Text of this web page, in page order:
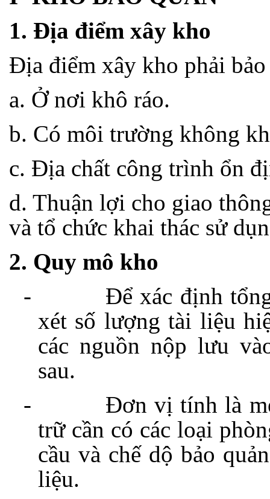
1. Địa điểm xây kho
Địa điểm xây kho phải bảo
a. Ở nơi khô ráo.
b. Có môi trường không
c. Địa chất công trình ổn
d. Thuận lợi cho giao
và tổ chức khai thác sử
2. Quy mô kho
-
Để xác định
xét số lượng tài liệu
các nguồn nộp lưu
sau.
-
Đơn vị tính là
trữ cần có các loại
cầu và chế dộ bảo
liệu.